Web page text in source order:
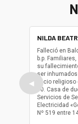
◀
NILDA
Falleció en
b.p.
su
ser
oficio
10. Casa de
Servicios de
Electricidad
Nº 519 entre